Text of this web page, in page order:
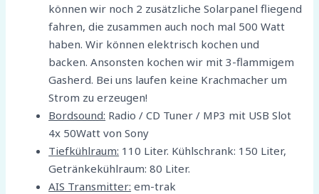
können wir noch 2 zusätzliche Solarpanel fliegend
fahren, die zusammen auch noch mal 500 Watt
haben. Wir können elektrisch kochen und
backen. Ansonsten kochen wir mit 3-flammigem
Gasherd. Bei uns laufen keine Krachmacher um
Strom zu erzeugen!
Bordsound: Radio / CD Tuner / MP3 mit USB Slot
4x 50Watt von Sony
Tiefkühlraum: 110 Liter. Kühlschrank: 150 Liter,
Getränkekühlraum: 80 Liter.
AIS Transmitter: em-trak